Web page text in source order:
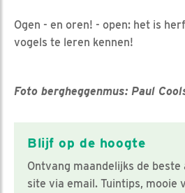
Ogen - en oren! - open: het is
vogels te leren kennen!
Foto bergheggenmus: Paul
Blijf op de hoogte
Ontvang maandelijks de
site via email. Tuintips, mooie